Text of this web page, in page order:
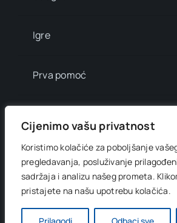
Cijenimo vašu privatnost
Koristimo kolačiće za poboljšanje
pregledavanja, posluživanje
sadržaja i analizu našeg prometa.
pristajete na našu upotrebu kolačića.
Igre
Prva pomoć
Info brojevi
Developed by